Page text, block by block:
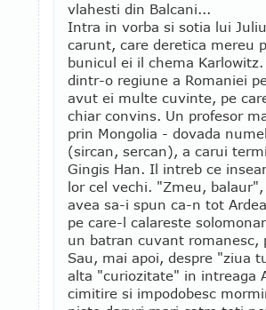
vlahesti din Balcani...
Intra in vorba si sotia lui
carunt, care deretica mereu
bunicul ei il chema
dintr-o regiune a Romaniei
avut ei multe cuvinte, pe
chiar convins. Un profesor
prin Mongolia - dovada
(sircan, sercan), a carui
Gingis Han. Il intreb ce
lor cel vechi. "Zmeu,
avea sa-i spun ca-n tot
pe care-l calareste
un batran cuvant romanesc,
Sau, mai apoi, despre "ziua
alta "curiozitate" in intreaga
cimitire si impodobesc